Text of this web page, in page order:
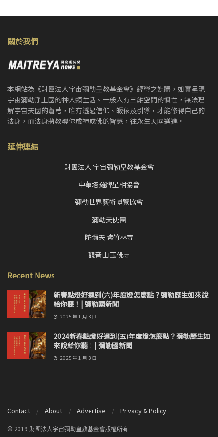
關於我們
本網站為《財團法人宇宙彌勒皇教基金會》經營之媒體，如實呈現
宇宙彌勒淨土國的神人類生活。一般人有三維空間的慣性，無法理
解宇宙天國的蒼芎，唯有透過信仰、皈依及引導，才能修得自己的
法身，而法身將教導你成神成佛的智慧，往永生天國邁進。
延伸連結
財團法人 宇宙彌勒皇教基金會
中華塔羅牌星相協會
彌勒世界藝術博覽協會
彌勒天使團
陀彌天 紫竹林寺
觀音山 玉佛寺
Recent News
新春點燈好運到(六)年度燈怎麼點？彌勒歷生如來說
給你聽！| 彌勒國新聞
2025 年 1 月 3 日
2024新春點燈好運到(五)年度燈怎麼點？彌勒歷生如
來說給你聽！| 彌勒國新聞
2025 年 1 月 3 日
Contact About Advertise Privacy & Policy
© 2019 財團法人宇宙彌勒皇教基金會版權所有